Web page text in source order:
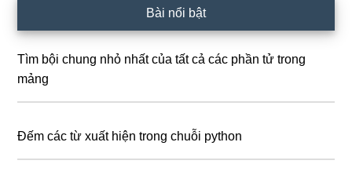
Bài nổi bật
Tìm bội chung nhỏ nhất của tất cả các phần tử trong
mảng
Đếm các từ xuất hiện trong chuỗi python